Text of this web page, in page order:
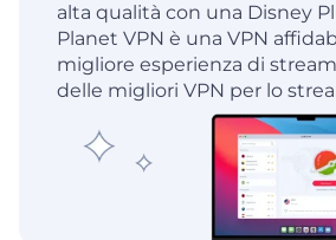
alta qualità con una Disney
Planet VPN è una VPN
migliore esperienza di
delle migliori VPN per lo